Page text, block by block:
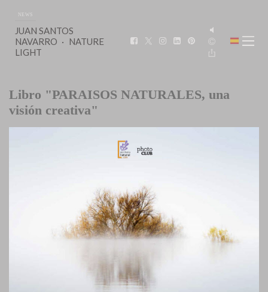
NEWS
JUAN SANTOS
NAVARRO
NATURE
LIGHT
Libro "PARAISOS NATURALES, una
visión creativa"